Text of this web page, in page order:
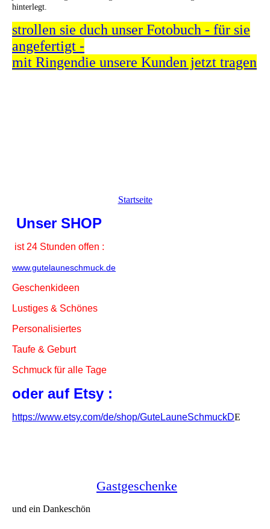
hinterlegt.
strollen sie duch unser Fotobuch - für sie
angefertigt -
mit Ringendie unsere Kunden jetzt tragen
Startseite
Unser SHOP
ist 24 Stunden offen :
www.gutelauneschmuck.de
Geschenkideen
Lustiges & Schönes
Personalisiertes
Taufe & Geburt
Schmuck für alle Tage
oder auf Etsy :
https://www.etsy.com/de/shop/GuteLauneSchmuckDE
Gastgeschenke
und ein Dankeschön